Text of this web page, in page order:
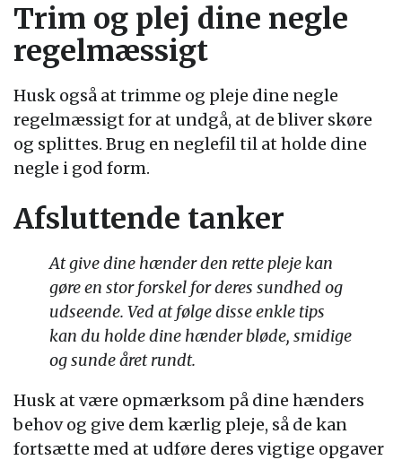
Trim og plej dine negle
regelmæssigt
Husk også at trimme og pleje dine negle
regelmæssigt for at undgå, at de bliver skøre
og splittes. Brug en neglefil til at holde dine
negle i god form.
Afsluttende tanker
At give dine hænder den rette pleje kan
gøre en stor forskel for deres sundhed og
udseende. Ved at følge disse enkle tips
kan du holde dine hænder bløde, smidige
og sunde året rundt.
Husk at være opmærksom på dine hænders
behov og give dem kærlig pleje, så de kan
fortsætte med at udføre deres vigtige opgaver